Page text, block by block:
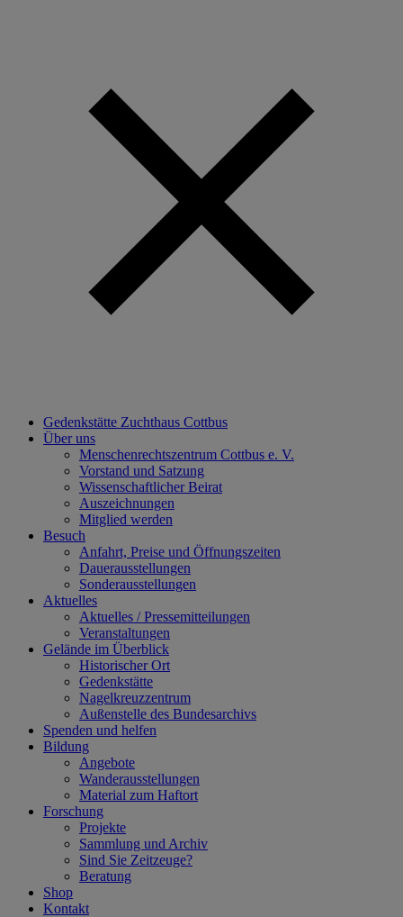
Gedenkstätte Zuchthaus Cottbus
Über uns
Menschenrechtszentrum Cottbus e. V.
Vorstand und Satzung
Wissenschaftlicher Beirat
Auszeichnungen
Mitglied werden
Besuch
Anfahrt, Preise und Öffnungszeiten
Dauerausstellungen
Sonderausstellungen
Aktuelles
Aktuelles / Pressemitteilungen
Veranstaltungen
Gelände im Überblick
Historischer Ort
Gedenkstätte
Nagelkreuzzentrum
Außenstelle des Bundesarchivs
Spenden und helfen
Bildung
Angebote
Wanderausstellungen
Material zum Haftort
Forschung
Projekte
Sammlung und Archiv
Sind Sie Zeitzeuge?
Beratung
Shop
Kontakt